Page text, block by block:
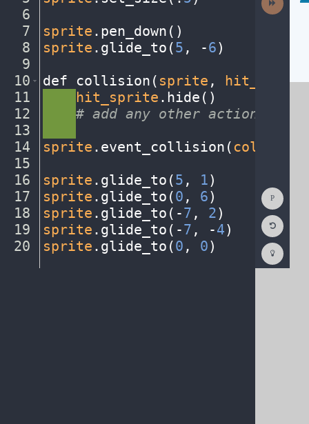
6
7
8
9
10
11
12
13
14
15
16
17
18
19
20
sprite . pen_down()
sprite . glide_to(5 , -6)
def
collision( sprite , hit_sprite
hit_sprite . hide()
# add any other actions...
sprite . event_collision( collision
sprite . glide_to(5 , 1)
sprite . glide_to(0 , 6)
sprite . glide_to( -7 , 2)
sprite . glide_to( -7 , -4)
sprite . glide_to(0 , 0)
Activity
Code
How
To